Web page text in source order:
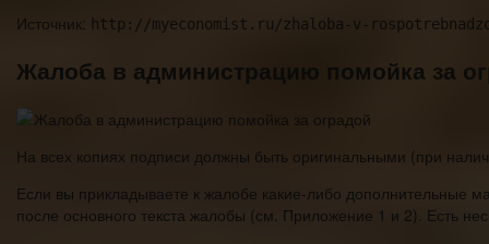
Источник:
http://myeconomist.ru/zhaloba-v-
Жалоба в администрацию помойка за
На всех копиях подписи должны быть оригинальными (при
Если вы прикладываете к жалобе какие-либо
после основного текста жалобы (см. Приложение 1 и 2). Есть